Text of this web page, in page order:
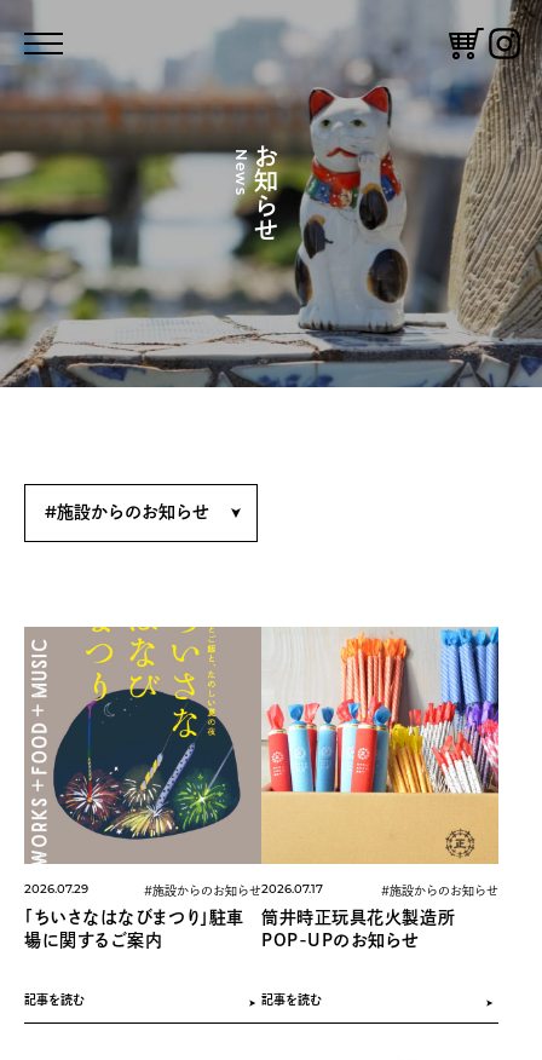
体験する
絵付け体験 鑑賞する
ギャラリー 憩う
コーヒースタンド
お知らせ
News
#施設からのお知らせ
2026.07.29 #施設からのお知らせ
「ちいさなはなびまつり」駐車
場に関するご案内
記事を読む
2026.07.17 #施設からのお知らせ
筒井時正玩具花火製造所
POP-UPのお知らせ
記事を読む